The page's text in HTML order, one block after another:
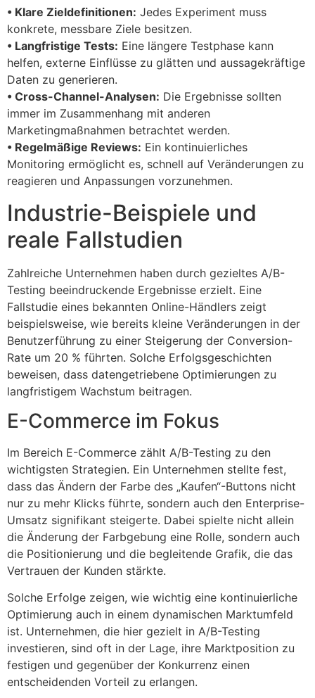
• Klare Zieldefinitionen: Jedes Experiment muss
konkrete, messbare Ziele besitzen.
• Langfristige Tests: Eine längere Testphase kann
helfen, externe Einflüsse zu glätten und aussagekräftige
Daten zu generieren.
• Cross-Channel-Analysen: Die Ergebnisse sollten
immer im Zusammenhang mit anderen
Marketingmaßnahmen betrachtet werden.
• Regelmäßige Reviews: Ein kontinuierliches
Monitoring ermöglicht es, schnell auf Veränderungen zu
reagieren und Anpassungen vorzunehmen.
Industrie-Beispiele und
reale Fallstudien
Zahlreiche Unternehmen haben durch gezieltes A/B-
Testing beeindruckende Ergebnisse erzielt. Eine
Fallstudie eines bekannten Online-Händlers zeigt
beispielsweise, wie bereits kleine Veränderungen in der
Benutzerführung zu einer Steigerung der Conversion-
Rate um 20 % führten. Solche Erfolgsgeschichten
beweisen, dass datengetriebene Optimierungen zu
langfristigem Wachstum beitragen.
E-Commerce im Fokus
Im Bereich E-Commerce zählt A/B-Testing zu den
wichtigsten Strategien. Ein Unternehmen stellte fest,
dass das Ändern der Farbe des „Kaufen“-Buttons nicht
nur zu mehr Klicks führte, sondern auch den Enterprise-
Umsatz signifikant steigerte. Dabei spielte nicht allein
die Änderung der Farbgebung eine Rolle, sondern auch
die Positionierung und die begleitende Grafik, die das
Vertrauen der Kunden stärkte.
Solche Erfolge zeigen, wie wichtig eine kontinuierliche
Optimierung auch in einem dynamischen Marktumfeld
ist. Unternehmen, die hier gezielt in A/B-Testing
investieren, sind oft in der Lage, ihre Marktposition zu
festigen und gegenüber der Konkurrenz einen
entscheidenden Vorteil zu erlangen.